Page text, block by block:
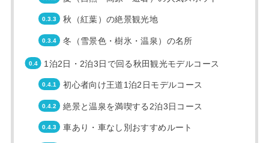
秋（紅葉）の絶景観光地
冬（雪景色・樹氷・温泉）の名所
1泊2日・2泊3日で回る秋田観光モデルコース
初心者向け王道1泊2日モデルコース
絶景と温泉を満喫する2泊3日コース
車あり・車なし別おすすめルート